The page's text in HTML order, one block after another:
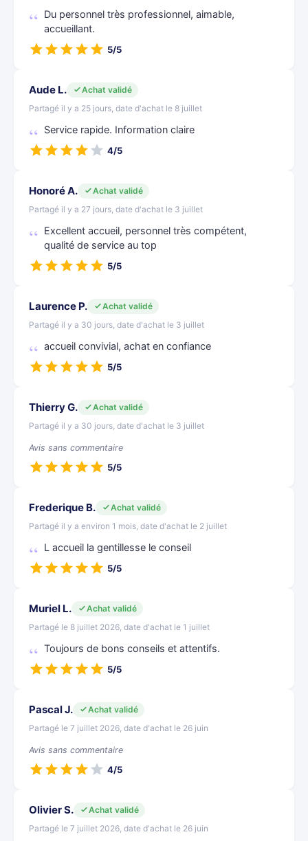
Du personnel très professionnel, aimable,
accueillant.
5/5
Aude L.
Achat validé
Partagé il y a 25 jours, date d'achat le 8 juillet
Service rapide. Information claire
4/5
Honoré A.
Achat validé
Partagé il y a 27 jours, date d'achat le 3 juillet
Excellent accueil, personnel très compétent,
qualité de service au top
5/5
Laurence P.
Achat validé
Partagé il y a 30 jours, date d'achat le 3 juillet
accueil convivial, achat en confiance
5/5
Thierry G.
Achat validé
Partagé il y a 30 jours, date d'achat le 3 juillet
Avis sans commentaire
5/5
Frederique B.
Achat validé
Partagé il y a environ 1 mois, date d'achat le 2 juillet
L accueil la gentillesse le conseil
5/5
Muriel L.
Achat validé
Partagé le 8 juillet 2026, date d'achat le 1 juillet
Toujours de bons conseils et attentifs.
5/5
Pascal J.
Achat validé
Partagé le 7 juillet 2026, date d'achat le 26 juin
Avis sans commentaire
4/5
Olivier S.
Achat validé
Partagé le 7 juillet 2026, date d'achat le 26 juin